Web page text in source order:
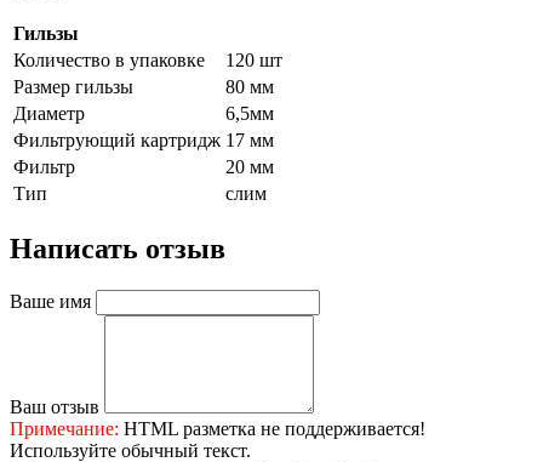
Гильзы
Количество в упаковке
120 шт
Размер гильзы
80 мм
Диаметр
6,5мм
Фильтрующий картридж 17 мм
Фильтр
20 мм
Тип
слим
Написать отзыв
Ваше имя
Ваш отзыв
Примечание: HTML разметка не поддерживается!
Используйте обычный текст.